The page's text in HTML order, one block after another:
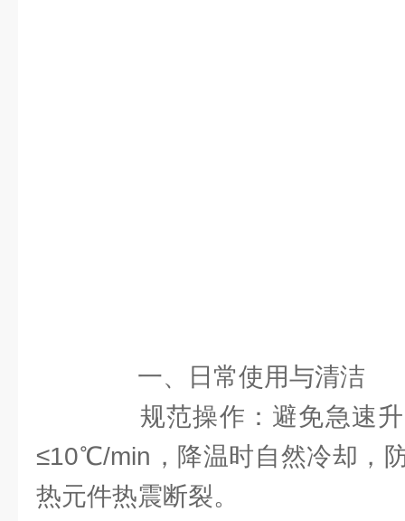
一、日常使用与清洁
规范操作：避免急速升
≤10℃/min，降温时自然冷却，
热元件热震断裂。